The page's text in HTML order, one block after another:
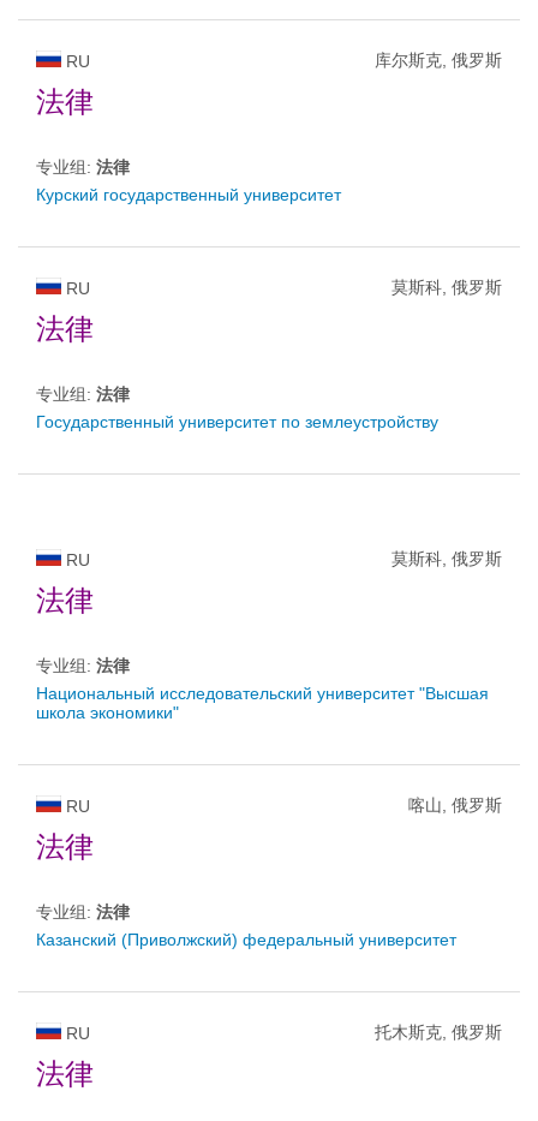
RU 库尔斯克, 俄罗斯
法律
专业组: 法律
Курский государственный университет
RU 莫斯科, 俄罗斯
法律
专业组: 法律
Государственный университет по землеустройству
RU 莫斯科, 俄罗斯
法律
专业组: 法律
Национальный исследовательский университет "Высшая
школа экономики"
RU 喀山, 俄罗斯
法律
专业组: 法律
Казанский (Приволжский) федеральный университет
RU 托木斯克, 俄罗斯
法律